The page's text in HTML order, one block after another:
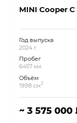
MINI Cooper
Год выпуска
2024 г.
Пробег
6457 км.
Объём
1998 см3
~ 3 575 000